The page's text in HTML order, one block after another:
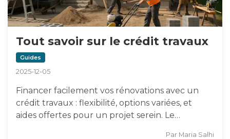
Tout savoir sur le crédit travaux
Guides
2025-12-05
Financer facilement vos rénovations avec un
crédit travaux : flexibilité, options variées, et
aides offertes pour un projet serein. Le…
Par Maria Salhi